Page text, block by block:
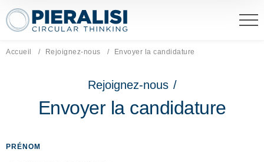
Pieralisi Maip Spa
Accueil Rejoignez-nous Page actuelle:
Envoyer la candidature
Rejoignez-nous /
Envoyer la candidature
PRÉNOM